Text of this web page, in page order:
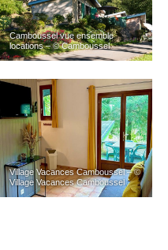
Camboussel vue ensemble
locations – © Camboussel
Village Vacances Camboussel – ©
Village Vacances Camboussel